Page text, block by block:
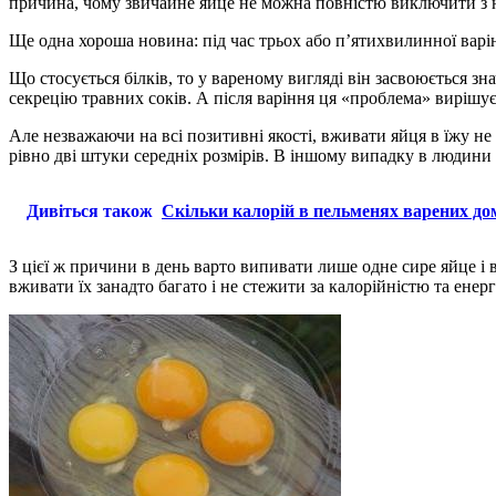
Ще одна хороша новина: під час трьох або п’ятихвилинної
Що стосується білків, то у вареному вигляді він
секрецію травних соків. А після варіння ця «проблема»
Але незважаючи на всі позитивні якості, вживати яйця в їжу
рівно дві штуки середніх розмірів. В іншому випадку в
Дивіться також Скільки калорій в пельменях варених
З цієї ж причини в день варто випивати лише одне сире яйце
вживати їх занадто багато і не стежити за калорійністю та